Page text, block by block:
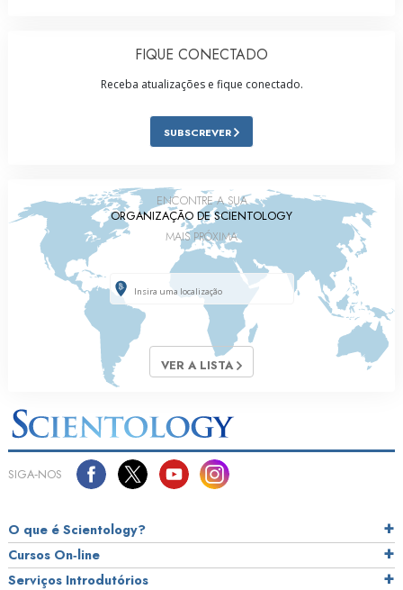
FIQUE CONECTADO
Receba atualizações e fique conectado.
SUBSCREVER
ENCONTRE A SUA
ORGANIZAÇÃO DE SCIENTOLOGY
MAIS PRÓXIMA
VER A LISTA
SIGA‑NOS
O que é Scientology?
Cursos On‑line
Serviços Introdutórios